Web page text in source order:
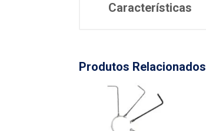
Características
Produtos Relacionados